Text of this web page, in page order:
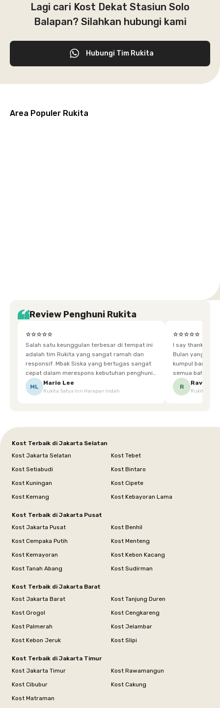
Lagi cari Kost Dekat Stasiun Solo
Balapan? Silahkan hubungi kami
Hubungi Tim Rukita
Area Populer Rukita
Review Penghuni Rukita
⭐⭐⭐⭐⭐
Salah satu keunggulan terbesar di tempat ini
adalah tim Rukita yang sangat ramah dan
responsif. Mbak Siska yang bertugas sangat
cepat dalam merespons kebutuhan penghuni.
Ketika saya meminta keset karena sempat
terpeleset, permintaan tersebut langsung
ML
Mario Lee
Rukita Satya Inn Harapan Indah
⭐⭐⭐⭐⭐
I say thankyou
Bulan yang super happy! banyak
kumpul bareng
semua bahagia
mgkn saran dari air aja & kebersihan lebih di
R
Ravena
Rukita
Kost Terbaik di Jakarta Selatan
Kost Jakarta Selatan
Kost Tebet
Kost Setiabudi
Kost Bintaro
Kost Kuningan
Kost Cipete
Kost Kemang
Kost Kebayoran Lama
Kost Terbaik di Jakarta Pusat
Kost Jakarta Pusat
Kost Benhil
Kost Cempaka Putih
Kost Menteng
Kost Kemayoran
Kost Kebon Kacang
Kost Tanah Abang
Kost Sudirman
Kost Terbaik di Jakarta Barat
Kost Jakarta Barat
Kost Tanjung Duren
Kost Grogol
Kost Cengkareng
Kost Palmerah
Kost Jelambar
Kost Kebon Jeruk
Kost Slipi
Kost Terbaik di Jakarta Timur
Kost Jakarta Timur
Kost Rawamangun
Kost Cibubur
Kost Cakung
Kost Matraman